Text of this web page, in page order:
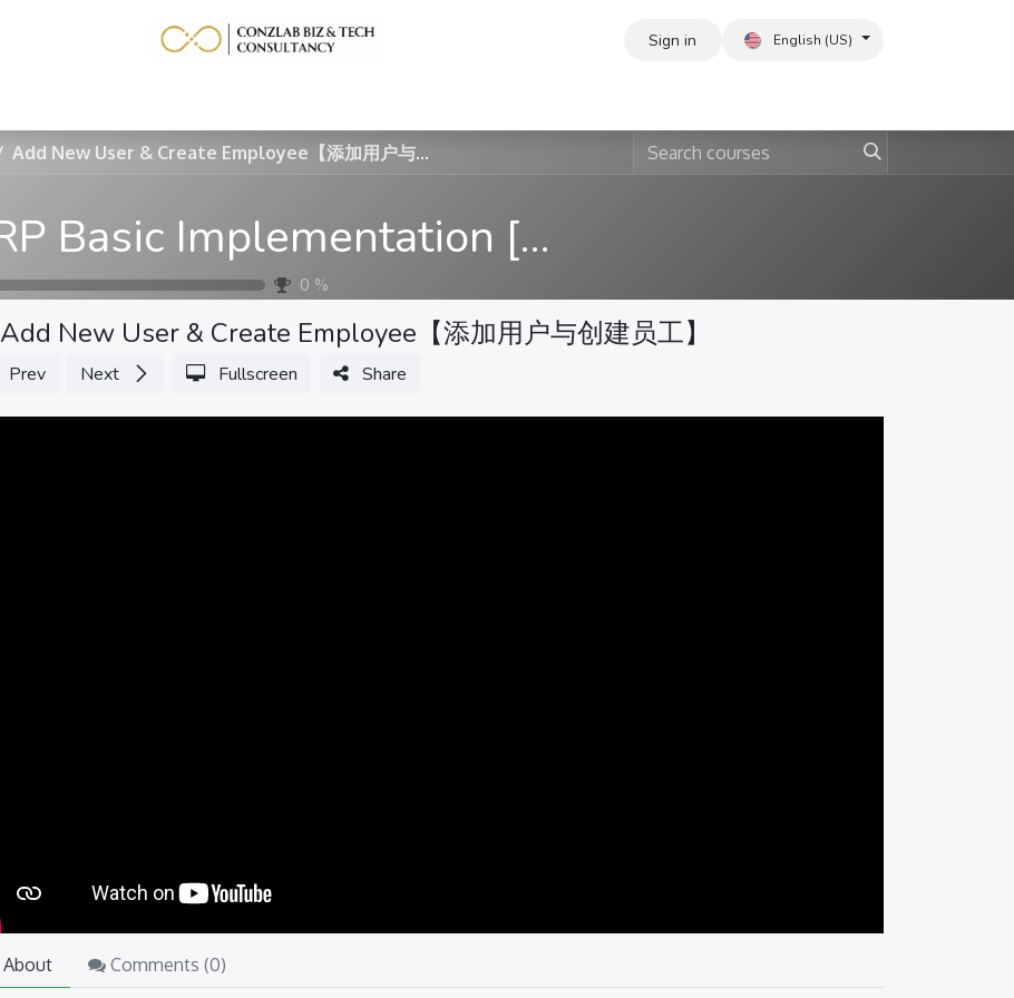
Sign in English (US)
Add New User & Create Employee【添加用户与创建员工】
ERP Basic Implementation [English]
0 %
Add New User & Create Employee【添加用户与创建员工】
Prev Next Fullscreen Share
About Comments (0)